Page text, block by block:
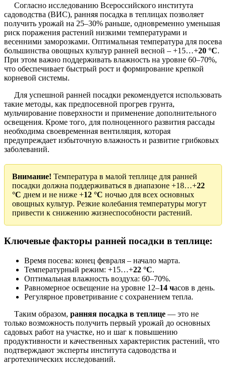
Согласно исследованию Всероссийского института
садоводства (ВИС), ранняя посадка в теплицах позволяет
получить урожай на 25–30% раньше, одновременно уменьшая
риск поражения растений низкими температурами и
весенними заморозками. Оптимальная температура для посева
большинства овощных культур ранней весной – +15…+20 °С.
При этом важно поддерживать влажность на уровне 60–70%,
что обеспечивает быстрый рост и формирование крепкой
корневой системы.
Для успешной ранней посадки рекомендуется использовать
такие методы, как предпосевной прогрев грунта,
мульчирование поверхности и применение дополнительного
освещения. Кроме того, для полноценного развития рассады
необходима своевременная вентиляция, которая
предупреждает избыточную влажность и развитие грибковых
заболеваний.
Внимание! Температура в малой теплице для ранней
посадки должна поддерживаться в диапазоне +18…+22
°С днем и не ниже +12 °С ночью для всех основных
овощных культур. Резкие колебания температуры могут
привести к снижению жизнеспособности растений.
Ключевые факторы ранней посадки в теплице:
Время посева: конец февраля – начало марта.
Температурный режим: +15…+22 °С.
Оптимальная влажность воздуха: 60–70%.
Равномерное освещение на уровне 12–14 часов в день.
Регулярное проветривание с сохранением тепла.
Таким образом, ранняя посадка в теплице — это не
только возможность получить первый урожай до основных
садовых работ на участке, но и шаг к повышению
продуктивности и качественных характеристик растений, что
подтверждают эксперты института садоводства и
агротехнических исследований.